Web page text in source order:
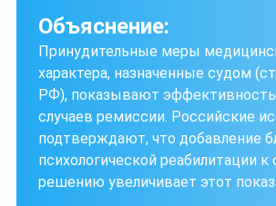
Объяснение:
Принудительные меры
характера, назначенные судом
РФ), показывают эффективность
случаев ремиссии. Российские
подтверждают, что добавление
психологической реабилитации
решению увеличивает этот